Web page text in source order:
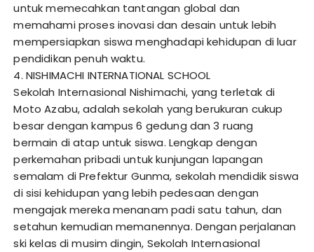
untuk memecahkan tantangan global dan
memahami proses inovasi dan desain untuk lebih
mempersiapkan siswa menghadapi kehidupan di luar
pendidikan penuh waktu.
4. NISHIMACHI INTERNATIONAL SCHOOL
Sekolah Internasional Nishimachi, yang terletak di
Moto Azabu, adalah sekolah yang berukuran cukup
besar dengan kampus 6 gedung dan 3 ruang
bermain di atap untuk siswa. Lengkap dengan
perkemahan pribadi untuk kunjungan lapangan
semalam di Prefektur Gunma, sekolah mendidik siswa
di sisi kehidupan yang lebih pedesaan dengan
mengajak mereka menanam padi satu tahun, dan
setahun kemudian memanennya. Dengan perjalanan
ski kelas di musim dingin, Sekolah Internasional